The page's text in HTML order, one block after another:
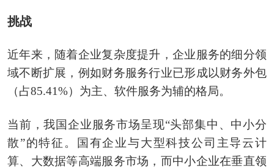
挑战
近年来，随着企业复杂度提升，企业服务的细分领
域不断扩展，例如财务服务行业已形成以财务外包
（占85.41%）为主、软件服务为辅的格局。
当前，我国企业服务市场呈现“头部集中、中小分
散”的特征。国有企业与大型科技公司主导云计
算、大数据等高端服务市场，而中小企业在垂直领